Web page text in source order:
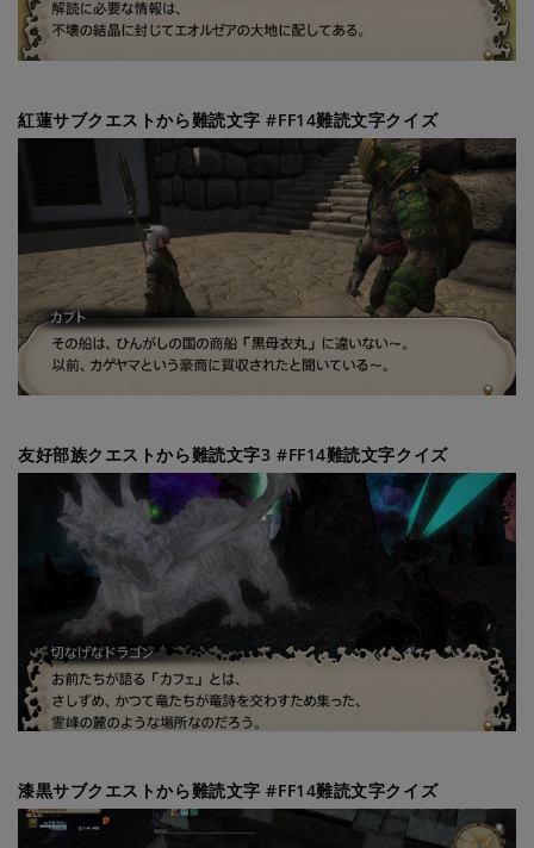
紅蓮サブクエストから難読文字 #FF14難読文字クイズ
友好部族クエストから難読文字3 #FF14難読文字クイズ
漆黒サブクエストから難読文字 #FF14難読文字クイズ